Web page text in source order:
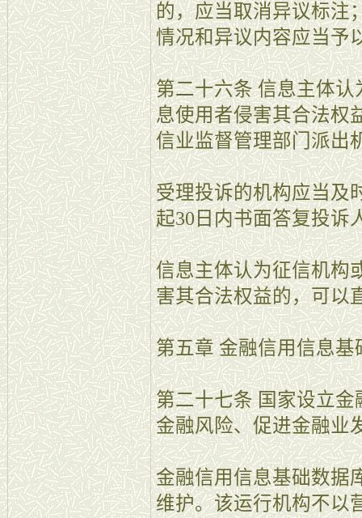
的，应当取消异议标注
情况和异议内容应当予
第二十六条 信息主体
息使用者侵害其合法权
信业监督管理部门派出
受理投诉的机构应当及
起30日内书面答复投诉
信息主体认为征信机构
害其合法权益的，可以
第五章 金融信用信息基
第二十七条 国家设立
金融风险、促进金融业
金融信用信息基础数据
维护。该运行机构不以